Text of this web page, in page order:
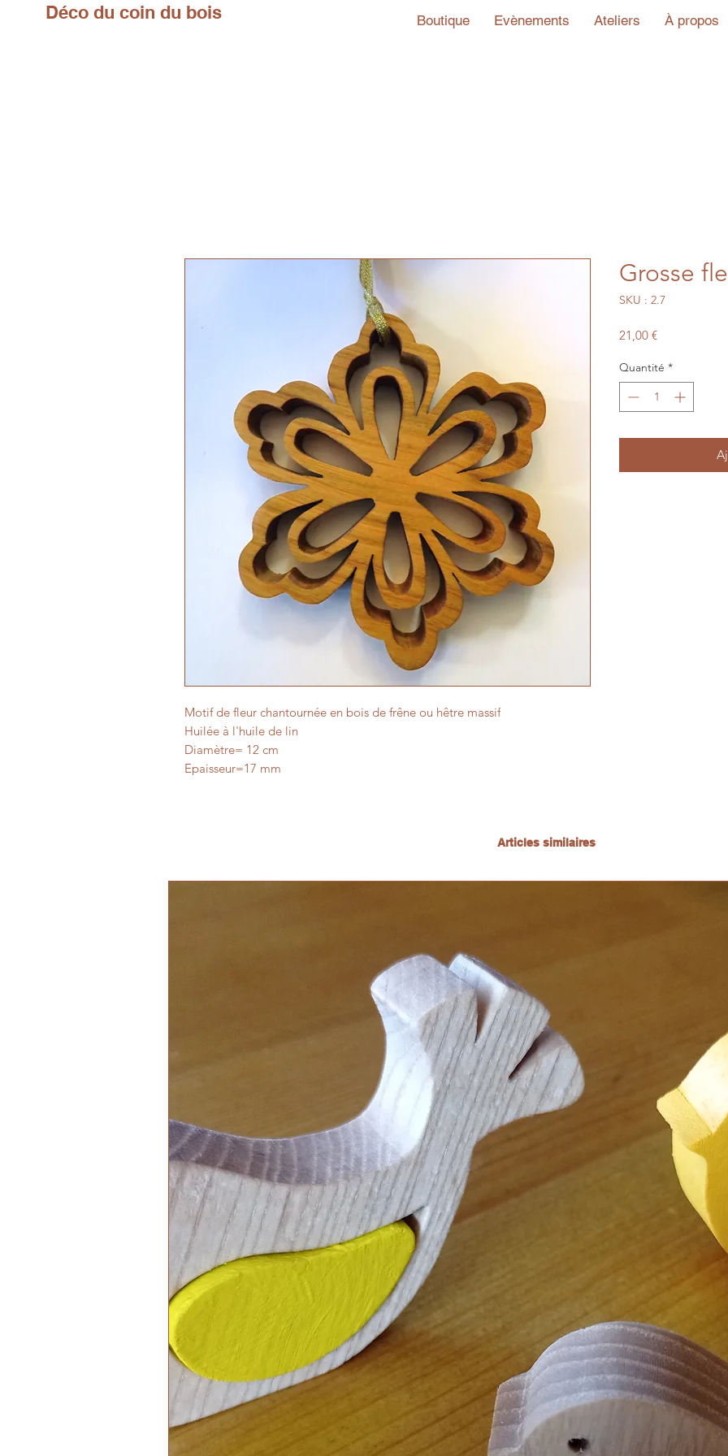
Déco du coin du bois Boutique Evènements Ateliers À propos
Motif de fleur chantournée en bois de frêne ou hêtre massif
Huilée à l'huile de lin
Diamètre= 12 cm
Epaisseur=17 mm
Grosse
SKU : 2.7
21,00 €Prix
Quantité *
Articles similaires